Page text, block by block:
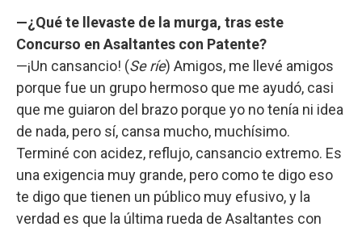
—¿Qué te llevaste de la murga, tras este
Concurso en Asaltantes con Patente?
—¡Un cansancio! (Se ríe) Amigos, me llevé amigos
porque fue un grupo hermoso que me ayudó, casi
que me guiaron del brazo porque yo no tenía ni idea
de nada, pero sí, cansa mucho, muchísimo.
Terminé con acidez, reflujo, cansancio extremo. Es
una exigencia muy grande, pero como te digo eso
te digo que tienen un público muy efusivo, y la
verdad es que la última rueda de Asaltantes con